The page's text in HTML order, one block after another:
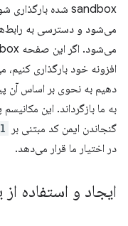
sandbox شده بارگذاری شود، به یک
می‌شود و دسترسی به
می‌شود. اگر این صفحه sandbox شده را از طریق یک
افزونه خود بارگذاری کنیم،
دهیم به نحوی بر اساس آن
به ما بازگرداند. این
گنجاندن ایمن کد مبتنی بر
در اختیار ما قرار می‌دهد.
ایجاد و استفاده